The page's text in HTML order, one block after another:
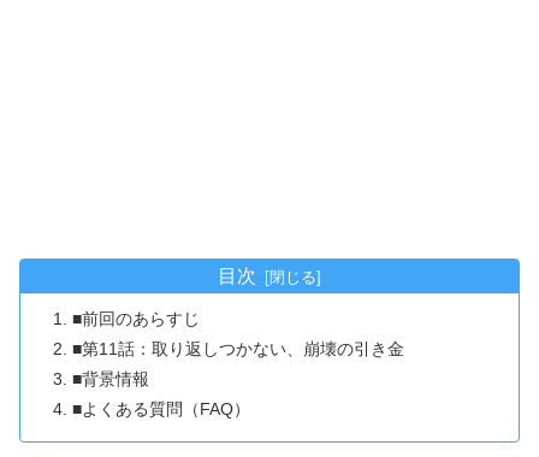
目次
■前回のあらすじ
■第11話：取り返しつかない、崩壊の引き金
■背景情報
■よくある質問（FAQ）